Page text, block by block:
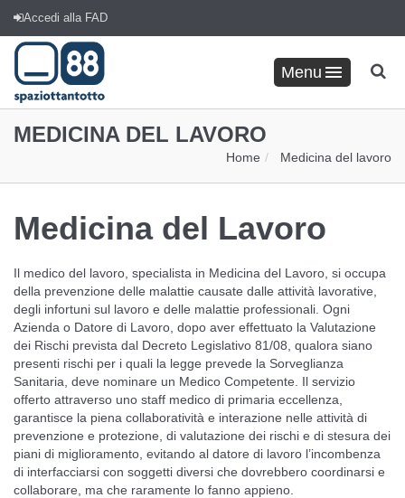
Accedi alla FAD
Menu
MEDICINA DEL LAVORO
Home Medicina del lavoro
Medicina del Lavoro
Il medico del lavoro, specialista in Medicina del Lavoro, si occupa
della prevenzione delle malattie causate dalle attività lavorative,
degli infortuni sul lavoro e delle malattie professionali. Ogni
Azienda o Datore di Lavoro, dopo aver effettuato la Valutazione
dei Rischi prevista dal Decreto Legislativo 81/08, qualora siano
presenti rischi per i quali la legge prevede la Sorveglianza
Sanitaria, deve nominare un Medico Competente. Il servizio
offerto attraverso uno staff medico di primaria eccellenza,
garantisce la piena collaboratività e interazione nelle attività di
prevenzione e protezione, di valutazione dei rischi e di stesura dei
piani di miglioramento, evitando al datore di lavoro l’incombenza
di interfacciarsi con soggetti diversi che dovrebbero coordinarsi e
collaborare, ma che raramente lo fanno appieno.